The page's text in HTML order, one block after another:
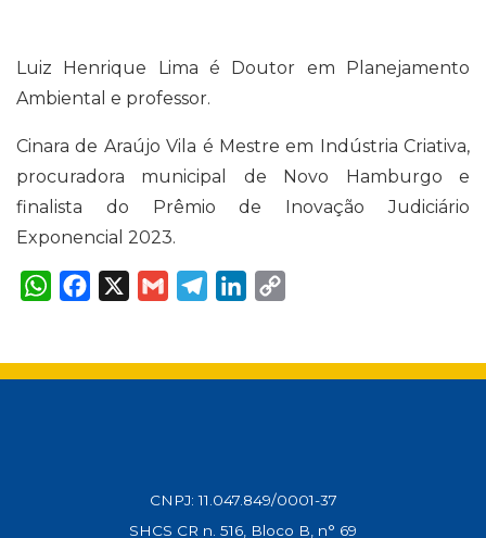
Luiz Henrique Lima é Doutor em Planejamento
Ambiental e professor.
Cinara de Araújo Vila é Mestre em Indústria Criativa,
procuradora municipal de Novo Hamburgo e
finalista do Prêmio de Inovação Judiciário
Exponencial 2023.
W
h
A
p
F
a
o
o
X
G
m
T
e
r
a
L
d
I
i
n
CNPJ: 11.047.849/0001-37
SHCS CR n. 516, Bloco B, n° 69